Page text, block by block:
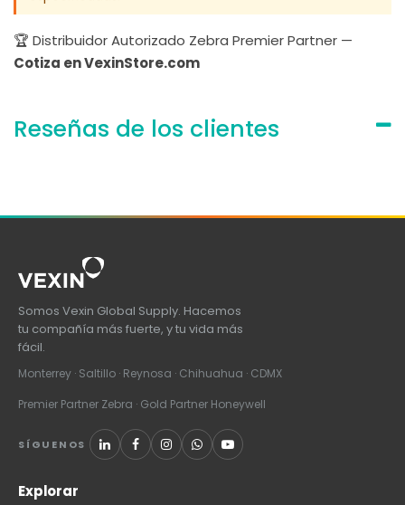
🏆 Distribuidor Autorizado Zebra Premier Partner —
Cotiza en VexinStore.com
Reseñas de los clientes
Somos Vexin Global Supply. Hacemos
tu compañía más fuerte, y tu vida más
fácil.
Monterrey · Saltillo · Reynosa · Chihuahua · CDMX
Premier Partner Zebra · Gold Partner Honeywell
SÍGUENOS
Explorar